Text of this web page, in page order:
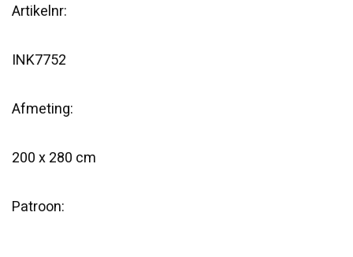
Artikelnr:
INK7752
Afmeting:
200 x 280 cm
Patroon: